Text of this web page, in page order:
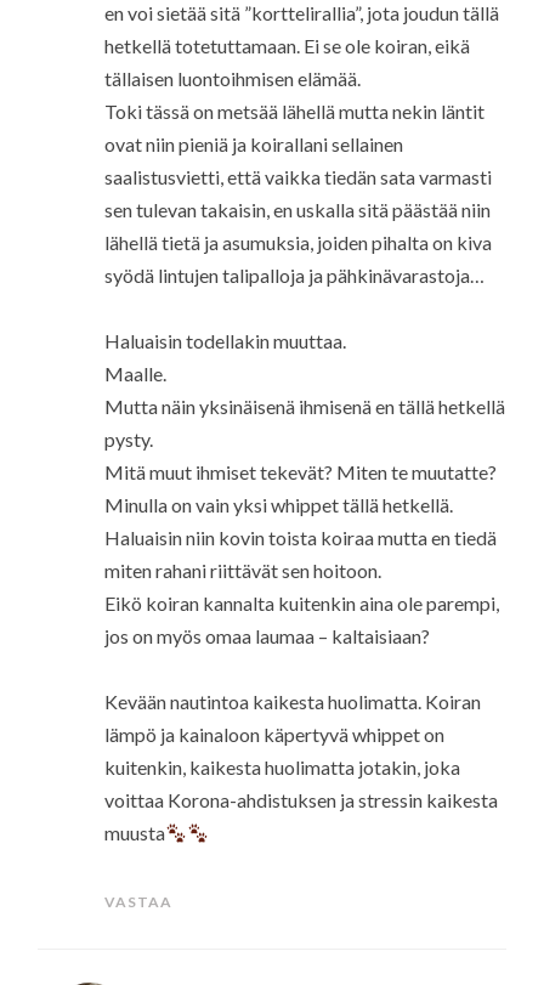
en voi sietää sitä ”korttelirallia”, jota joudun tällä
hetkellä totetuttamaan. Ei se ole koiran, eikä
tällaisen luontoihmisen elämää.
Toki tässä on metsää lähellä mutta nekin läntit
ovat niin pieniä ja koirallani sellainen
saalistusvietti, että vaikka tiedän sata varmasti
sen tulevan takaisin, en uskalla sitä päästää niin
lähellä tietä ja asumuksia, joiden pihalta on kiva
syödä lintujen talipalloja ja pähkinävarastoja…
Haluaisin todellakin muuttaa.
Maalle.
Mutta näin yksinäisenä ihmisenä en tällä hetkellä
pysty.
Mitä muut ihmiset tekevät? Miten te muutatte?
Minulla on vain yksi whippet tällä hetkellä.
Haluaisin niin kovin toista koiraa mutta en tiedä
miten rahani riittävät sen hoitoon.
Eikö koiran kannalta kuitenkin aina ole parempi,
jos on myös omaa laumaa – kaltaisiaan?
Kevään nautintoa kaikesta huolimatta. Koiran
lämpö ja kainaloon käpertyvä whippet on
kuitenkin, kaikesta huolimatta jotakin, joka
voittaa Korona-ahdistuksen ja stressin kaikesta
muusta
VASTAA